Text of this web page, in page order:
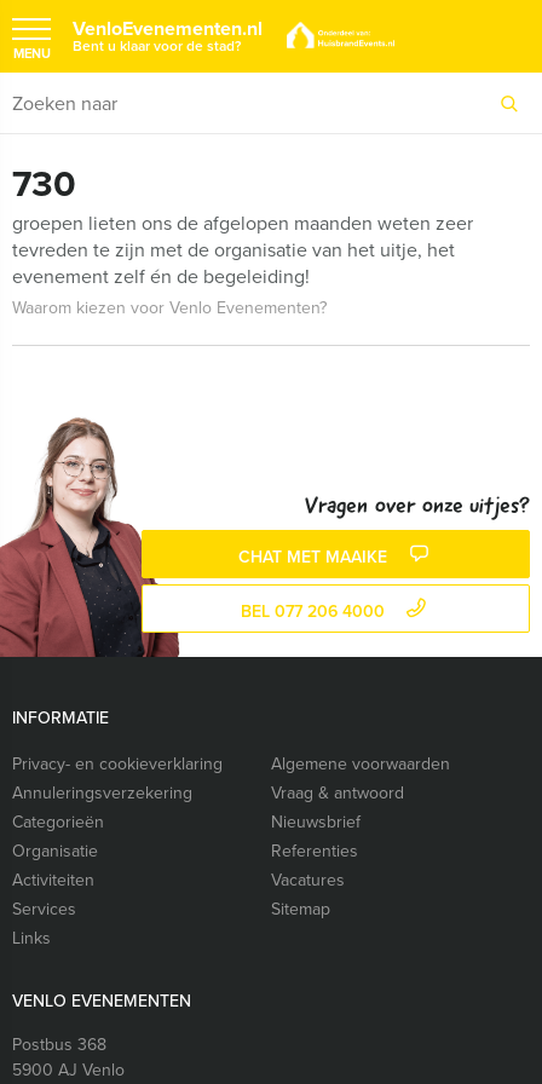
VenloEvenementen.nl
Bent u klaar voor de stad?
MENU
730
groepen lieten ons de afgelopen maanden weten zeer
tevreden te zijn met de organisatie van het uitje, het
evenement zelf én de begeleiding!
Waarom kiezen voor Venlo Evenementen?
Vragen over onze uitjes?
CHAT MET MAAIKE
BEL 077 206 4000
INFORMATIE
Privacy- en cookieverklaring
Algemene voorwaarden
Annuleringsverzekering
Vraag & antwoord
Categorieën
Nieuwsbrief
Organisatie
Referenties
Activiteiten
Vacatures
Services
Sitemap
Links
VENLO EVENEMENTEN
Postbus 368
5900 AJ Venlo